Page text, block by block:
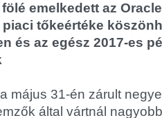
emelkedett az
tőkeértéke
és az egész 2017-es
május 31-én zárult
által vártnál